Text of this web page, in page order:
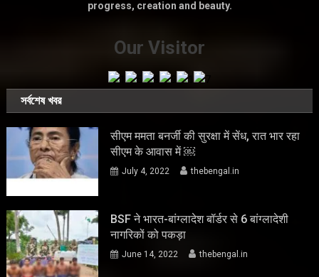
progress, creation and beauty.
Our Visitor
সর্বশেষ খবর
सीएम ममता बनर्जी की सुरक्षा में सेंध, रात भार रहा
सीएम के आवास में ￼
July 4, 2022 thebengal.in
BSF ने भारत-बांग्लादेश बॉर्डर से 6 बांग्लादेशी
नागरिकों को पकड़ा
June 14, 2022 thebengal.in